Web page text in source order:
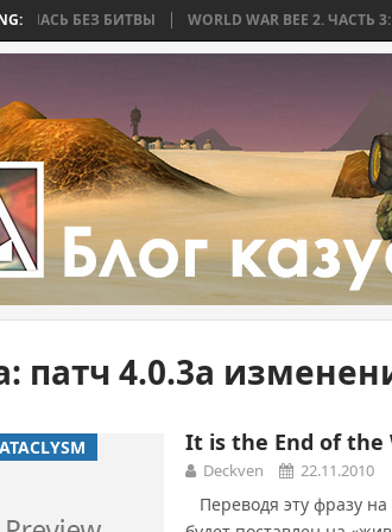
БЕЗ БИТВЫ WORLD WAR BEE 2. ЧАСТЬ 3:
патч 4.0.3а
It is the End of the
Deckven 22.11.2010
Переводя эту фразу